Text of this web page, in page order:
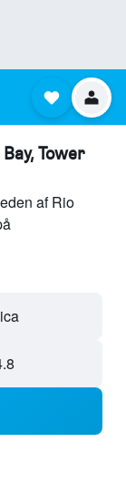
Tower
af Rio